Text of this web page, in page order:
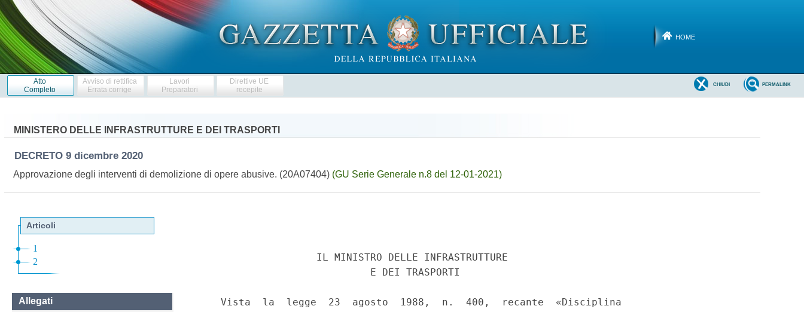
HOME
Atto
Completo
Avviso di rettifica
Errata corrige
Lavori
Preparatori
Direttive UE
recepite
PERMALINK
CHIUDI
MINISTERO DELLE INFRASTRUTTURE E DEI TRASPORTI
DECRETO 9 dicembre 2020
Approvazione degli interventi di demolizione di opere abusive. (20A07404) (GU Serie Generale n.8 del 12-01-2021)